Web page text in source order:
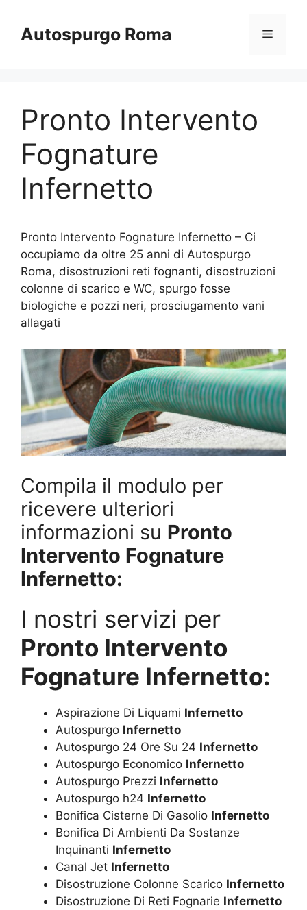
contenuto
Autospurgo Roma Menu
Pronto Intervento
Fognature
Infernetto
Pronto Intervento Fognature Infernetto – Ci
occupiamo da oltre 25 anni di Autospurgo
Roma, disostruzioni reti fognanti, disostruzioni
colonne di scarico e WC, spurgo fosse
biologiche e pozzi neri, prosciugamento vani
allagati
Compila il modulo per
ricevere ulteriori
informazioni su Pronto
Intervento Fognature
Infernetto:
I nostri servizi per
Pronto Intervento
Fognature Infernetto:
Aspirazione Di Liquami Infernetto
Autospurgo Infernetto
Autospurgo 24 Ore Su 24 Infernetto
Autospurgo Economico Infernetto
Autospurgo Prezzi Infernetto
Autospurgo h24 Infernetto
Bonifica Cisterne Di Gasolio Infernetto
Bonifica Di Ambienti Da Sostanze
Inquinanti Infernetto
Canal Jet Infernetto
Disostruzione Colonne Scarico Infernetto
Disostruzione Di Reti Fognarie Infernetto